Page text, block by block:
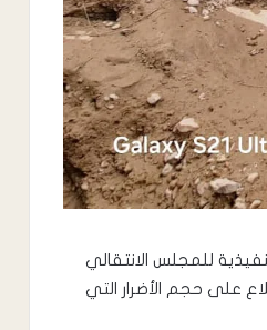
للمجلس الانتقالي
على حجم الأضرار التي